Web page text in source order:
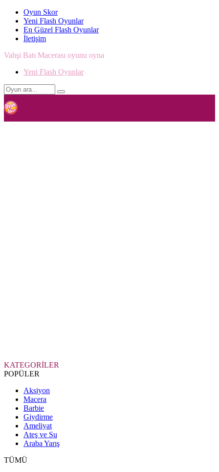
Oyun Skor
Yeni Flash Oyunlar
En Güzel Flash Oyunlar
İletişim
Vahşi Batı Macerası oyunu oyna
Yeni Flash Oyunlar
KATEGORİLER
POPÜLER
Aksiyon
Macera
Barbie
Giydirme
Ameliyat
Ateş ve Su
Araba Yarış
TÜMÜ